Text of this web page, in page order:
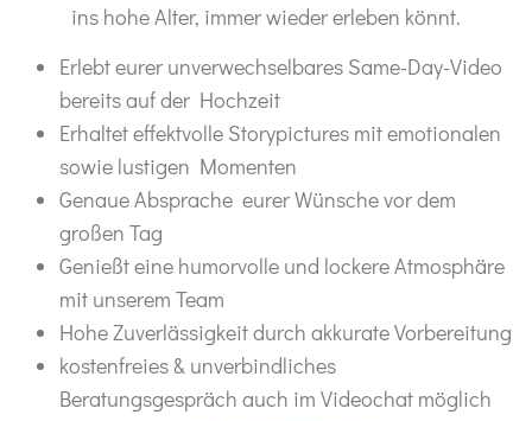
ins hohe Alter, immer wieder erleben könnt.
Erlebt eurer unverwechselbares Same-Day-Video
bereits auf der Hochzeit
Erhaltet effektvolle Storypictures mit emotionalen
sowie lustigen Momenten
Genaue Absprache eurer Wünsche vor dem
großen Tag
Genießt eine humorvolle und lockere Atmosphäre
mit unserem Team
Hohe Zuverlässigkeit durch akkurate Vorbereitung
kostenfreies & unverbindliches
Beratungsgespräch auch im Videochat möglich